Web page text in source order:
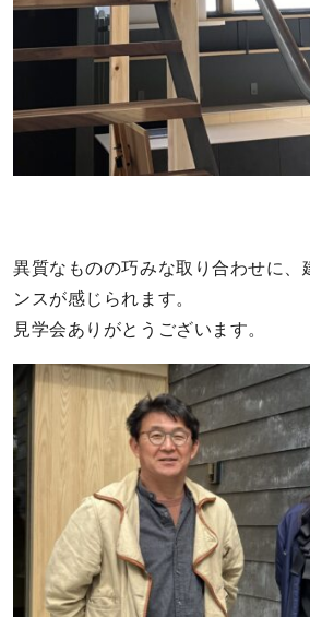
異質なものの巧みな取り合わせに、
ンスが感じられます。
見学会ありがとうございます。